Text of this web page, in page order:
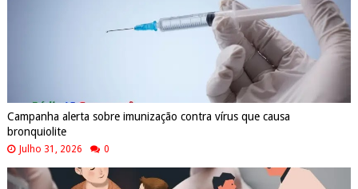
Campanha alerta sobre imunização contra vírus que causa
bronquiolite
Julho 31, 2026 0